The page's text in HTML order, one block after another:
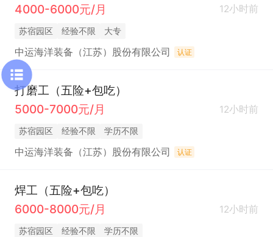
4000-6000元/月
12小时前
苏宿园区 经验不限 大专
中运海洋装备（江苏）股份有限公司 认证
打磨工（五险+包吃）
5000-7000元/月
12小时前
苏宿园区 经验不限 学历不限
中运海洋装备（江苏）股份有限公司 认证
焊工（五险+包吃）
6000-8000元/月
12小时前
苏宿园区 经验不限 学历不限